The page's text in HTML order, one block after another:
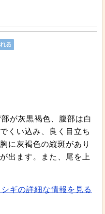
が灰黒褐色、腹部は白
くい込み、良く目立ち
に灰褐色の縦斑があり
出ます。また、尾を上
シギの詳細な情報を見る